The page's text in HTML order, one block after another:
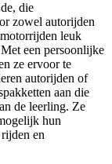
die
zowel autorijden
leuk
een persoonlijke
ze ervoor te
autorijden of
aan die
de leerling. Ze
hun
en